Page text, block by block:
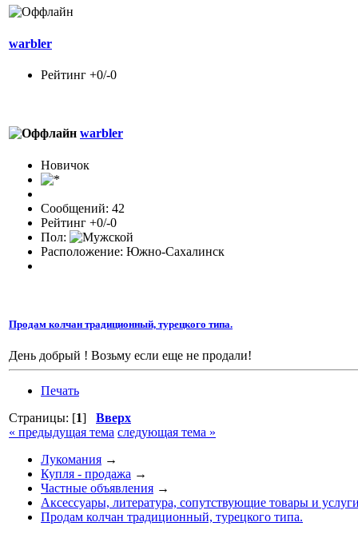
warbler
Рейтинг +0/-0
warbler
Новичок
Сообщений: 42
Рейтинг +0/-0
Пол:
Расположение: Южно-Сахалинск
Продам колчан традиционный, турецкого типа.
День добрый ! Возьму если еще не продали!
Печать
Страницы: [1] Вверх
« предыдущая тема следующая тема »
Лукомания →
Купля - продажа →
Частные объявления →
Аксессуары, литература, сопутствующие товары и
Продам колчан традиционный, турецкого типа.